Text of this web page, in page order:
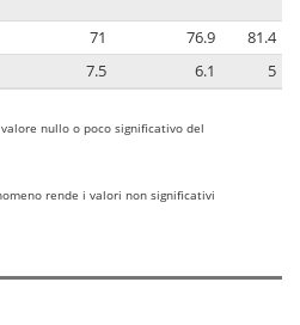
71 76.9
81.4
7.5 6.1 5
nullo o poco significativo del
rende i valori non significativi